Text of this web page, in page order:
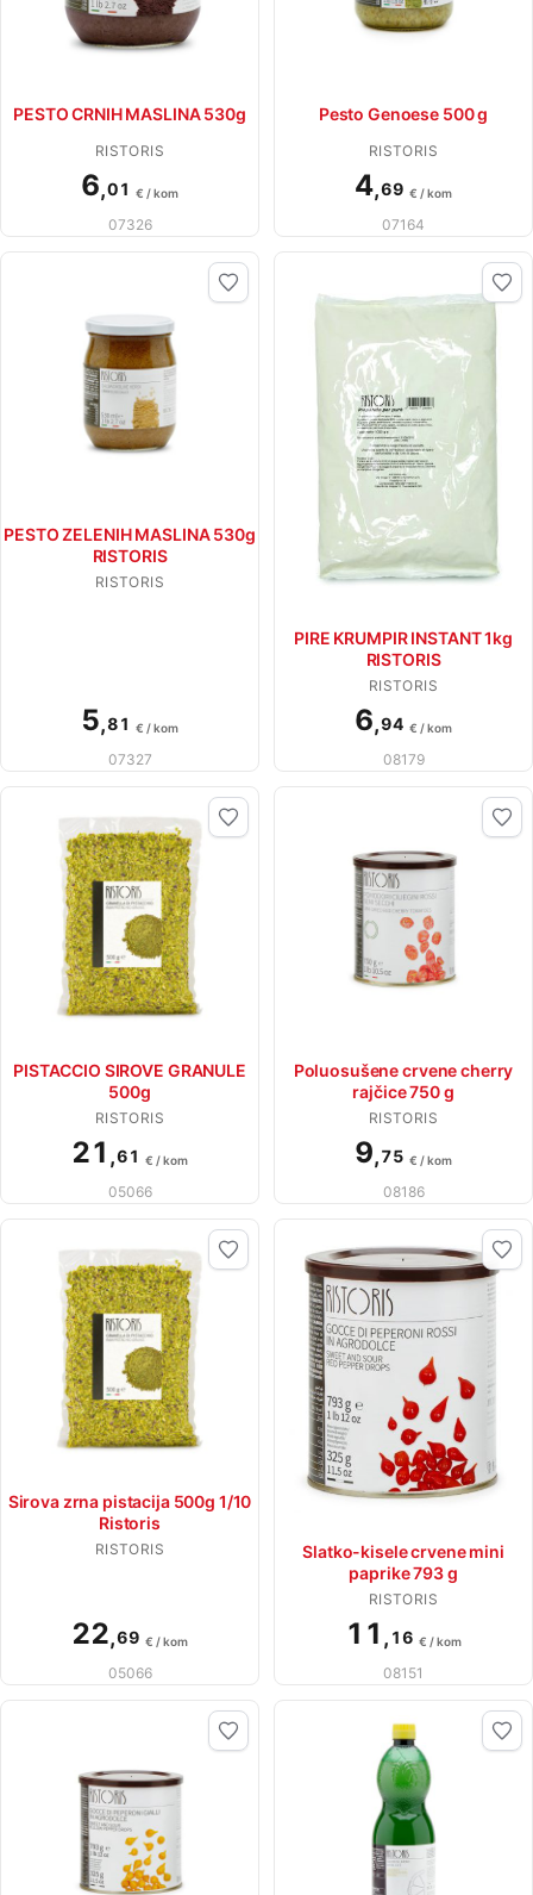
PESTO CRNIH MASLINA 530g
RISTORIS
6,01 € / kom
07326
Pesto Genoese 500 g
RISTORIS
4,69 € / kom
07164
PESTO ZELENIH MASLINA 530g
RISTORIS
RISTORIS
5,81 € / kom
07327
PIRE KRUMPIR INSTANT 1kg
RISTORIS
RISTORIS
6,94 € / kom
08179
PISTACCIO SIROVE GRANULE
500g
RISTORIS
21 ,61 € / kom
05066
Poluosušene crvene cherry
rajčice 750 g
RISTORIS
9,75 € / kom
08186
Sirova zrna pistacija 500g 1/10
Ristoris
RISTORIS
22,69 € / kom
05066
Slatko-kisele crvene mini
paprike 793 g
RISTORIS
11 , 16 € / kom
08151